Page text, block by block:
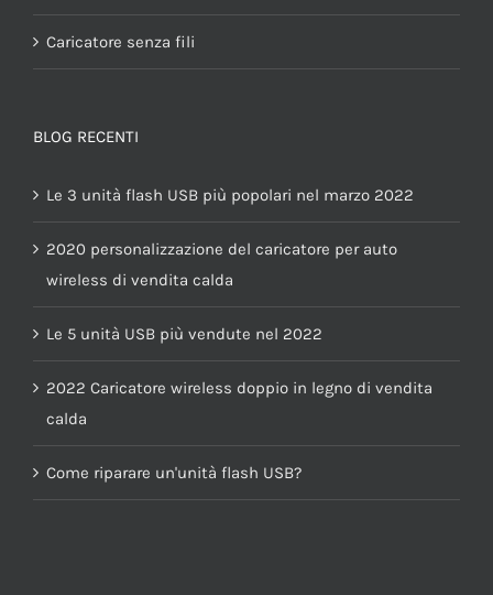
Caricatore senza fili
BLOG RECENTI
Le 3 unità flash USB più popolari nel marzo 2022
2020 personalizzazione del caricatore per auto
wireless di vendita calda
Le 5 unità USB più vendute nel 2022
2022 Caricatore wireless doppio in legno di vendita
calda
Come riparare un'unità flash USB?